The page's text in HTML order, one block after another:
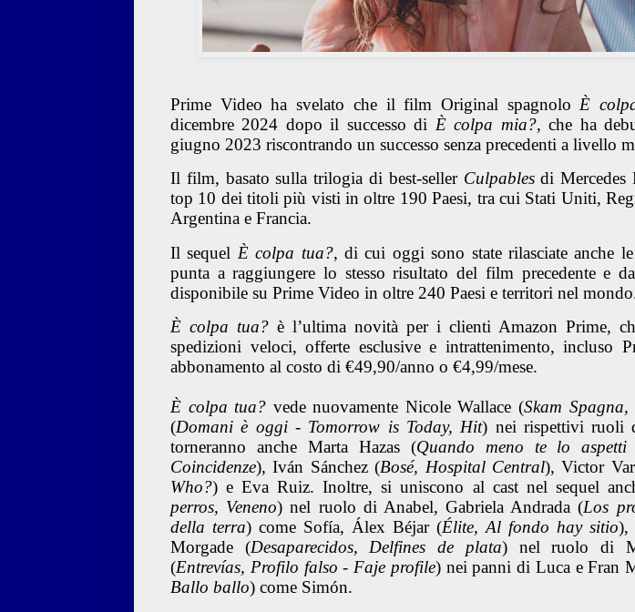
Prime Video ha svelato che il film Original spagnolo È
dicembre 2024 dopo il successo di È colpa mia?, che ha
giugno 2023 riscontrando un successo senza precedenti a livello
Il film, basato sulla trilogia di best-seller Culpablesdi Mercedes
top 10 dei titoli più visti in oltre 190 Paesi, tra cui Stati Uniti,
Argentina e Francia.
Il sequel È colpa tua?, di cui oggi sono state rilasciate anche
punta a raggiungere lo stesso risultato del film precedente e
disponibile su Prime Video in oltre 240 Paesi e territori nel
È colpa tua? è l’ultima novità per i clienti Amazon Prime,
spedizioni veloci, offerte esclusive e intrattenimento, incluso
abbonamento al costo di €49,90/anno o €4,99/mese.
È colpa tua? vede nuovamente Nicole Wallace (Skam Spagna,
(Domani è oggi - Tomorrow is Today, Hit) nei rispettivi ruoli
torneranno anche Marta Hazas (Quando meno te lo aspetti
Coincidenze), Iván Sánchez (Bosé, Hospital Central), Victor
Who?) e Eva Ruiz. Inoltre, si uniscono al cast nel sequel
perros, Veneno) nel ruolo di Anabel, Gabriela Andrada (Los
della terra) come Sofía, Álex Béjar (Élite, Al fondo hay sitio),
Morgade (Desaparecidos, Delfines de plata) nel ruolo di
(Entrevías, Profilo falso - Faje profile) nei panni di Luca e Fran
Ballo ballo) come Simón.